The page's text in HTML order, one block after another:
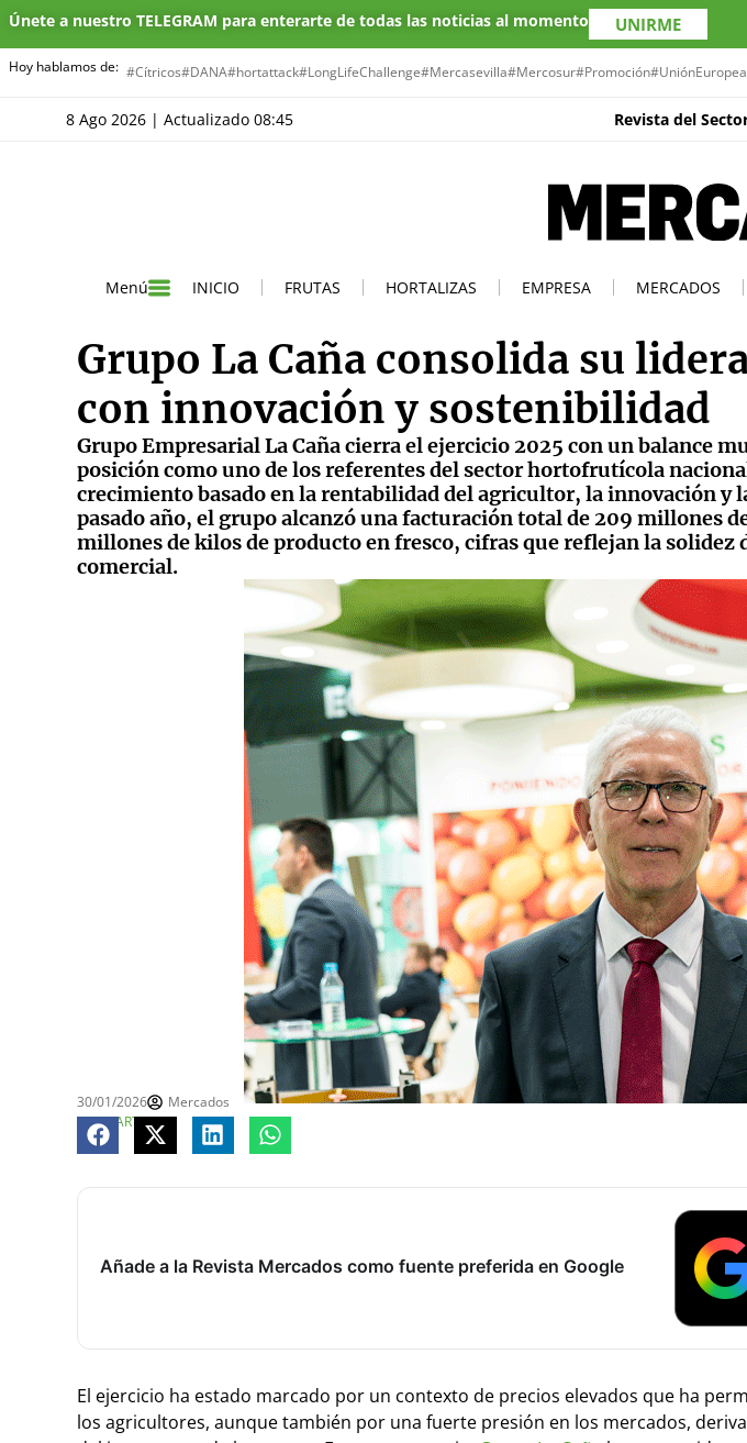
Únete a nuestro TELEGRAM para enterarte de todas las noticias al momento UNIRME
Hoy hablamos de: #Cítricos#DANA#hortattack#LongLifeChallenge#Mercasevilla#Mercosur#Promoción#UniónEuropea
8 Ago 2026 | Actualizado 08:45 Revista del
Menú INICIO FRUTAS HORTALIZAS EMPRESA MERCADOS
Grupo La Caña consolida su
con innovación y sostenibilidad
Grupo Empresarial La Caña cierra el ejercicio 2025 con un balance
posición como uno de los referentes del sector hortofrutícola
crecimiento basado en la rentabilidad del agricultor, la innovación y
pasado año, el grupo alcanzó una facturación total de 209 millones
millones de kilos de producto en fresco, cifras que reflejan la solidez
comercial.
30/01/2026
Mercados
COMPARTE
Añade a la Revista Mercados como fuente preferida en Google
El ejercicio ha estado marcado por un contexto de precios elevados que ha
los agricultores, aunque también por una fuerte presión en los mercados,